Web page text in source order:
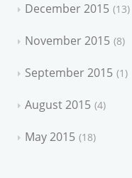
December 2015 13
November 2015 8
September 2015 1
August 2015 4
May 2015 18